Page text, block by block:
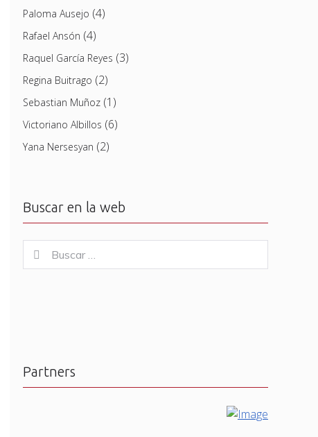
Paloma Ausejo (4)
Rafael Ansón (4)
Raquel García Reyes (3)
Regina Buitrago (2)
Sebastian Muñoz(1)
Victoriano Albillos (6)
Yana Nersesyan (2)
Buscar en la web
for:
Buscar
Partners